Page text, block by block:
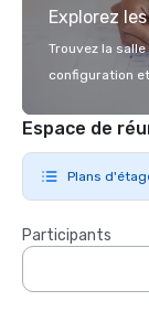
Explorez
Trouvez la
configuration
Espace de
Plans
Participants